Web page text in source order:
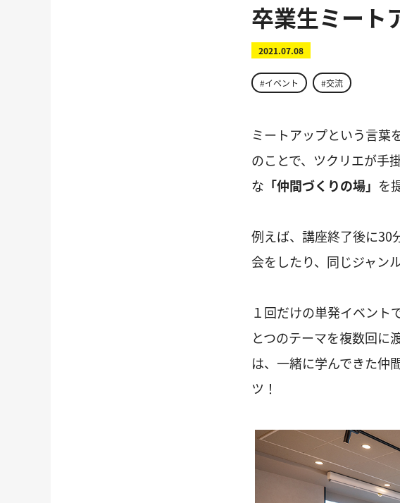
卒業生ミート
2021.07.08
#イベント #交流
ミートアップという言葉
のことで、ツクリエが手
な 「仲間づくりの場」 を
例えば、講座終了後に30
会をしたり、同じジャン
１回だけの単発イベント
とつのテーマを複数回に
は、一緒に学んできた仲
ツ！